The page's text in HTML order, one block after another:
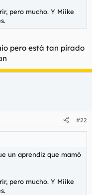
pero mucho. Y Miike
pero está tan pirado
#22
un aprendiz que mamó
pero mucho. Y Miike